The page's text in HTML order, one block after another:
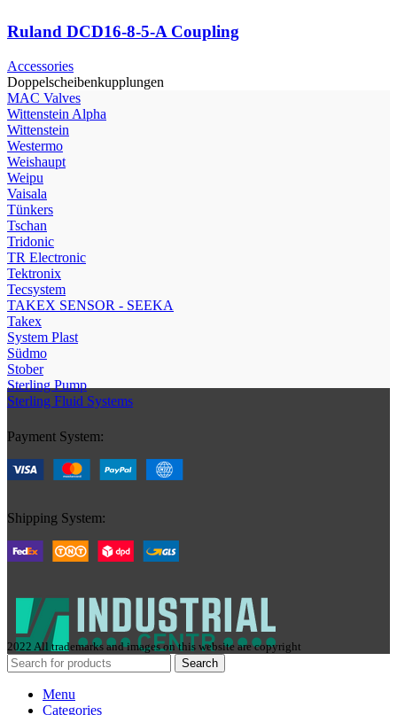
Ruland DCD16-8-5-A Coupling
Accessories
Doppelscheibenkupplungen
МAC Valves
Wittenstein Alpha
Wittenstein
Westermo
Weishaupt
Weipu
Vaisala
Tünkers
Tschan
Tridonic
TR Electronic
Tektronix
Tecsystem
TAKEX SENSOR - SEEKA
Takex
System Plast
Südmo
Stober
Sterling Pump
Sterling Fluid Systems
Payment System:
Shipping System:
2022 All trademarks and images on this website are copyright
Search
Menu
Categories